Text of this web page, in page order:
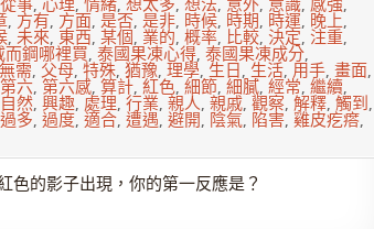
,方有, 方面,是否, 是非, 時候, 時期, 時運, 晚上,
, 未來, 東西, 某個, 業的, 概率, 比較, 決定, 注重,
鋼哪裡買,泰國果凍心得, 泰國果凍成分,
無需,父母, 特殊, 猶豫,理學,生日,生活,用手, 畫面,
第六, 第六感,算計,紅色, 細節, 細膩, 經常,繼續,
自然, 興趣,處理, 行業,親人,親戚,觀察,解釋,觸到,
過多, 過度, 適合, 遭遇, 避開, 陰氣, 陷害, 雞皮疙瘩,
色的影子出現，你的第一反應是？